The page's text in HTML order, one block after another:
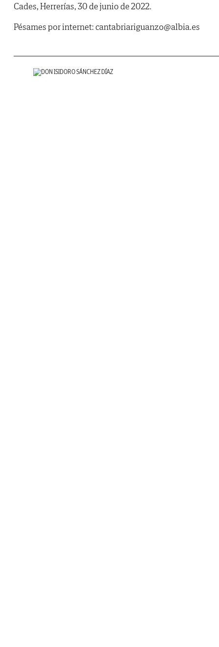
Cades, Herrerías, 30 de junio de 2022.
Pésames por internet: cantabriariguanzo@albia.es